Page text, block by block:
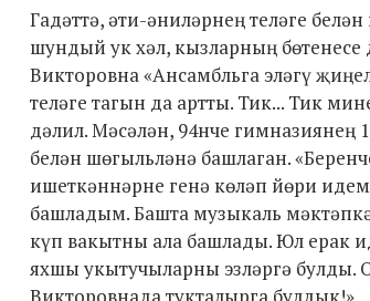
Гадәттә, әти-әниләрнең теләге
шундый ук хәл, кызларның
Викторовна «Ансамбльга эләгү
теләге тагын да артты. Тик... Тик
дәлил. Мәсәлән, 94нче
белән шөгыльләнә башлаган.
ишеткәннәрне генә көләп йөри
башладым. Башта музыкаль
күп вакытны ала башлады. Юл ерак
яхшы укытучыларны эзләргә булды.
Викторовнада тукталырга булдык!»